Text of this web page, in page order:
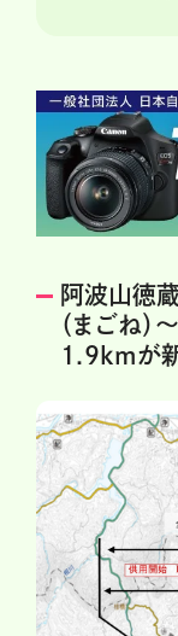
阿波山徳
（まごね）
1.9kmが